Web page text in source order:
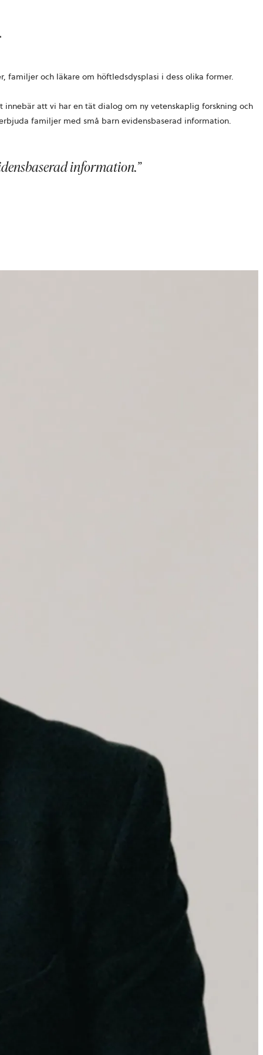
och läkare om höftledsdysplasi i dess olika former.
innebär att vi har en tät dialog om ny vetenskaplig forskning och
familjer med små barn evidensbaserad information.
information.”